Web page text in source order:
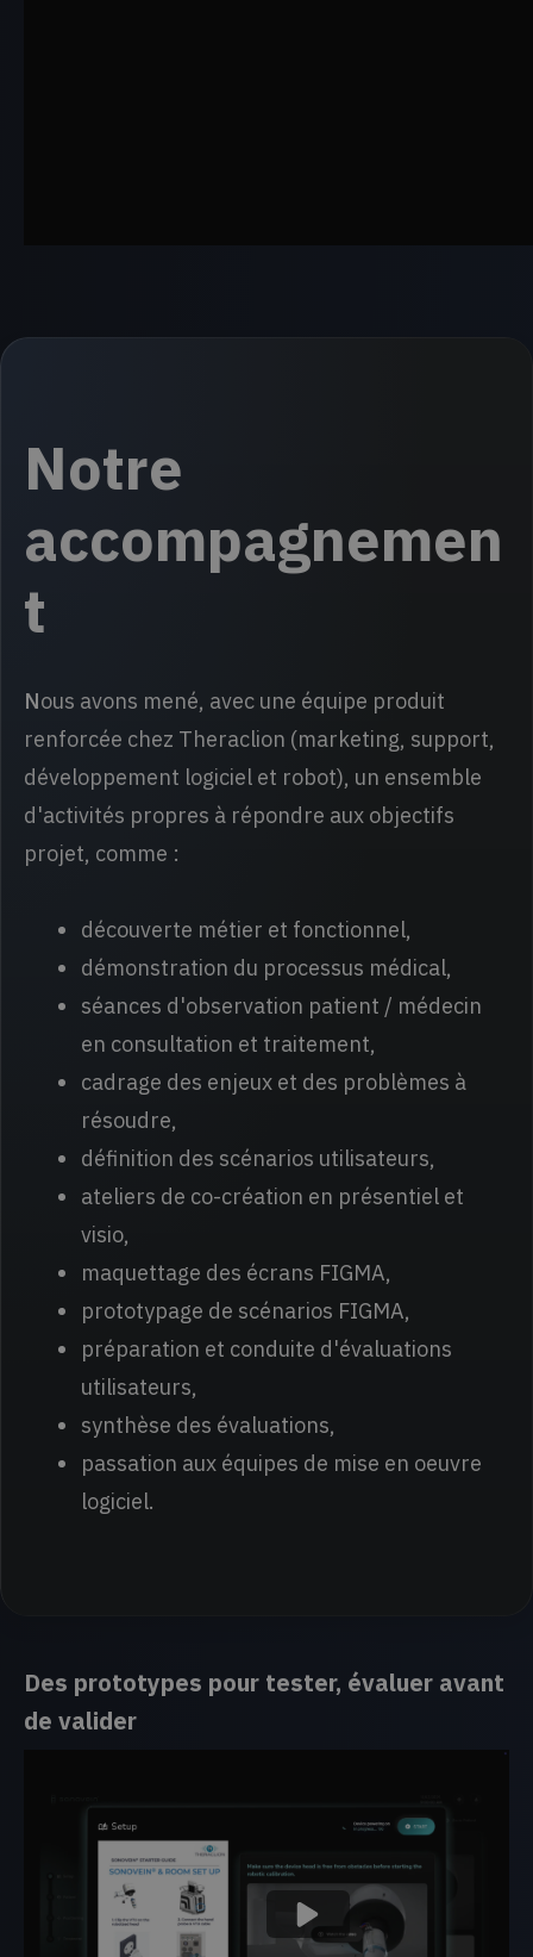
Notre
accompagnemen
t
Nous avons mené, avec une équipe produit
renforcée chez Theraclion (marketing, support,
développement logiciel et robot), un ensemble
d'activités propres à répondre aux objectifs
projet, comme :
découverte métier et fonctionnel,
démonstration du processus médical,
séances d'observation patient / médecin
en consultation et traitement,
cadrage des enjeux et des problèmes à
résoudre,
définition des scénarios utilisateurs,
ateliers de co-création en présentiel et
visio,
maquettage des écrans FIGMA,
prototypage de scénarios FIGMA,
préparation et conduite d'évaluations
utilisateurs,
synthèse des évaluations,
passation aux équipes de mise en oeuvre
logiciel.
Des prototypes pour tester, évaluer avant
de valider